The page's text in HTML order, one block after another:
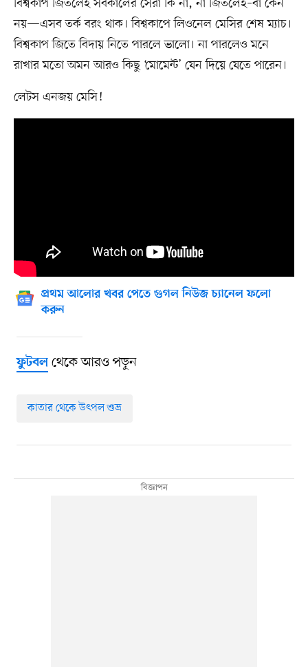
নয়—এসব তর্ক বরং থাক। বিশ্বকাপে লিওনেল মেসির শেষ ম্যাচ।
বিশ্বকাপ জিতে বিদায় নিতে পারলে ভালো। না পারলেও মনে
রাখার মতো অমন আরও কিছু ‘মোমেন্ট’ যেন দিয়ে যেতে পারেন।
লেটস এনজয় মেসি!
প্রথম আলোর খবর পেতে গুগল নিউজ চ্যানেল ফলো
করুন
ফুটবলথেকে আরও পড়ুন
কাতার থেকে উৎপল শুভ্র